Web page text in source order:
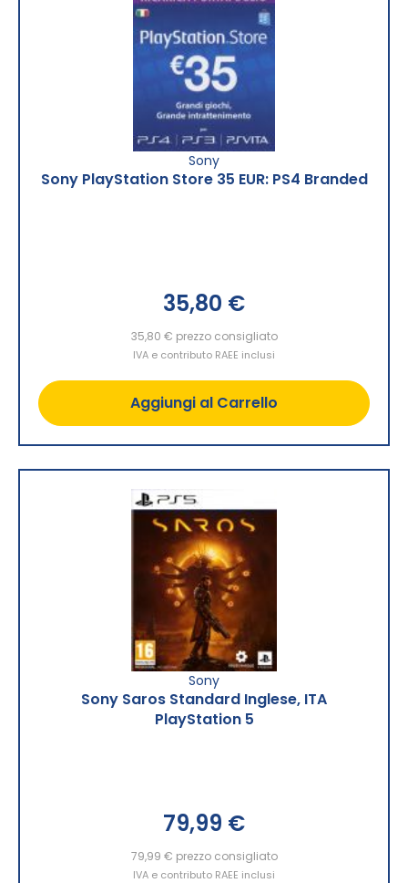
Sony
Sony PlayStation Store 35 EUR: PS4 Branded
35,80 €
35,80 € prezzo consigliato
IVA e contributo RAEE inclusi
Aggiungi al Carrello
Sony
Sony Saros Standard Inglese, ITA
PlayStation 5
79,99 €
79,99 € prezzo consigliato
IVA e contributo RAEE inclusi